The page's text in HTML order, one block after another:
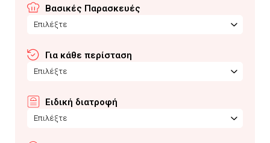
Βασικές Παρασκευές
Επιλέξτε
Για κάθε περίσταση
Επιλέξτε
Ειδική διατροφή
Επιλέξτε